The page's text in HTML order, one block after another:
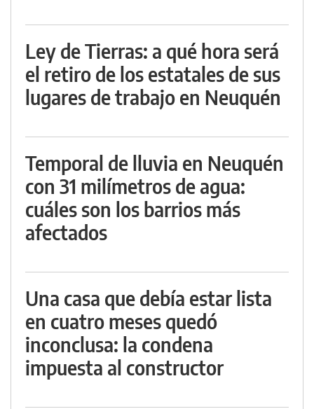
Ley de Tierras: a qué hora será
el retiro de los estatales de sus
lugares de trabajo en Neuquén
Temporal de lluvia en Neuquén
con 31 milímetros de agua:
cuáles son los barrios más
afectados
Una casa que debía estar lista
en cuatro meses quedó
inconclusa: la condena
impuesta al constructor